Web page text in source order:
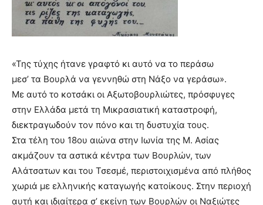
meaning
pain.
hd
porn
«Της τύχης ήτανε γραφτό κι αυτό να το περάσω
μεσ’ τα Βουρλά να γεννηθώ στη Νάξο να γεράσω».
Με αυτό το κοτσάκι οι Αξωτοβουρλιώτες, πρόσφυγες
στην Ελλάδα μετά τη Μικρασιατική καταστροφή,
διεκτραγωδούν τον πόνο και τη δυστυχία τους.
Στα τέλη του 18ου αιώνα στην Ιωνία της Μ. Ασίας
ακμάζουν τα αστικά κέντρα των Βουρλών, των
Αλάτσατων και του Τσεσμέ, περιστοιχισμένα από πλήθος
χωριά με ελληνικής καταγωγής κατοίκους. Στην περιοχή
αυτή και ιδιαίτερα σ’ εκείνη των Βουρλών οι Ναξιώτες